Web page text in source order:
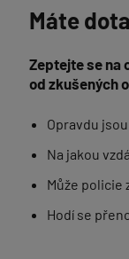
Máte
Zeptejte se na
od zkušených
Opravdu
Na jakou
Může policie
Hodí se